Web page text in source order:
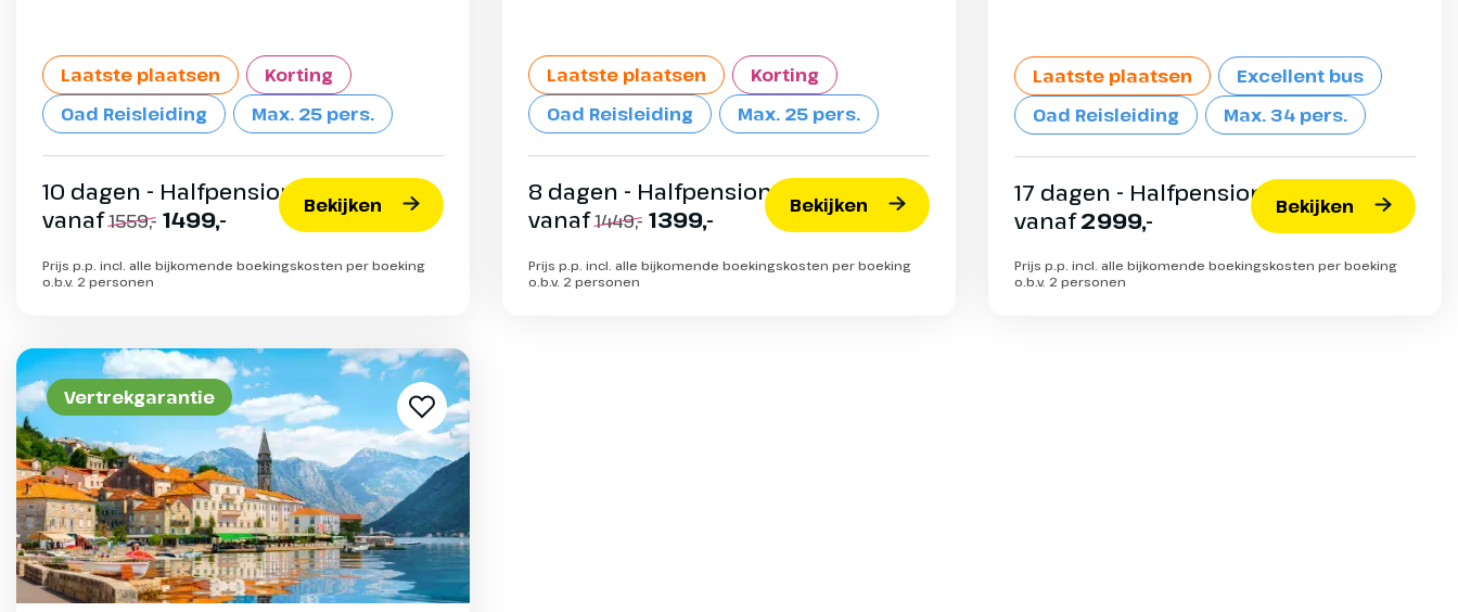
Laatste plaatsen
Korting
Oad Reisleiding
Max. 25 pers.
10 dagen - Halfpension
vanaf1559,- 1499,- Bekijken
Prijs p.p. incl. alle bijkomende boekingskosten per boeking
o.b.v. 2 personen
Laatste plaatsen
Korting
Oad Reisleiding
Max. 25 pers.
8 dagen - Halfpension
vanaf1449,- 1399,- Bekijken
Prijs p.p. incl. alle bijkomende boekingskosten per boeking
o.b.v. 2 personen
Laatste plaatsen
Excellent bus
Oad Reisleiding
Max. 34 pers.
17 dagen - Halfpension
vanaf2999,- Bekijken
Prijs p.p. incl. alle bijkomende boekingskosten per boeking
o.b.v. 2 personen
Vertrekgarantie